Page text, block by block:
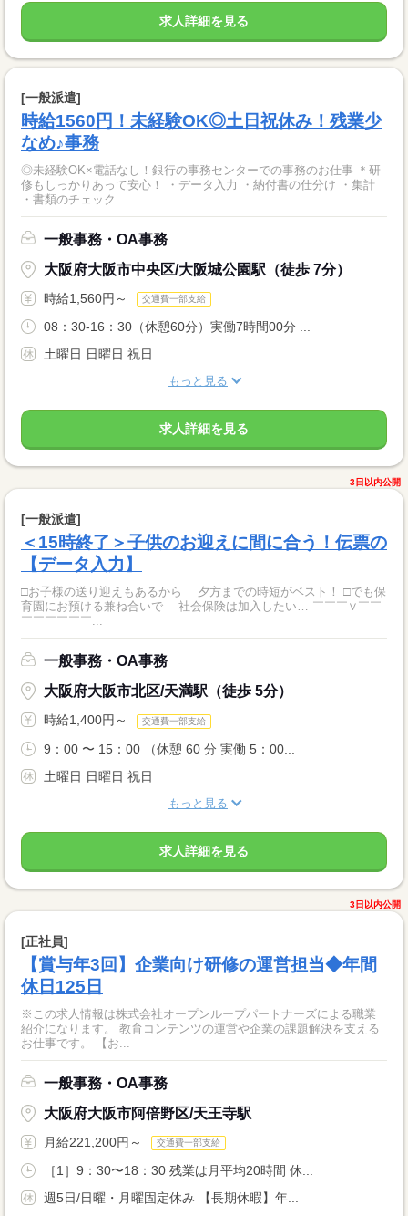
求人詳細を見る
[一般派遣]
時給1560円！未経験OK◎土日祝休み！残業少
なめ♪事務
◎未経験OK×電話なし！銀行の事務センターでの事務のお仕事 ＊研
修もしっかりあって安心！ ・データ入力 ・納付書の仕分け ・集計
・書類のチェック...
一般事務・OA事務
大阪府大阪市中央区/大阪城公園駅（徒歩 7分）
時給1,560円～ 交通費一部支給
08：30-16：30（休憩60分）実働7時間00分 ...
土曜日 日曜日 祝日
もっと見る
求人詳細を見る
3日以内公開
[一般派遣]
＜15時終了＞子供のお迎えに間に合う！伝票の
【データ入力】
□お子様の送り迎えもあるから 夕方までの時短がベスト！ □でも保
育園にお預ける兼ね合いで 社会保険は加入したい… ￣￣￣∨￣￣
￣￣￣￣￣￣...
一般事務・OA事務
大阪府大阪市北区/天満駅（徒歩 5分）
時給1,400円～ 交通費一部支給
9：00 〜 15：00 （休憩 60 分 実働 5：00...
土曜日 日曜日 祝日
もっと見る
求人詳細を見る
3日以内公開
[正社員]
【賞与年3回】企業向け研修の運営担当◆年間
休日125日
※この求人情報は株式会社オープンループパートナーズによる職業
紹介になります。 教育コンテンツの運営や企業の課題解決を支える
お仕事です。 【お...
一般事務・OA事務
大阪府大阪市阿倍野区/天王寺駅
月給221,200円～ 交通費一部支給
［1］9：30〜18：30 残業は月平均20時間 休...
週5日/日曜・月曜固定休み 【長期休暇】年...